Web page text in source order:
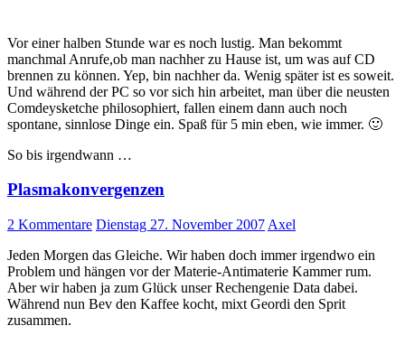
Vor einer halben Stunde war es noch lustig. Man bekommt
manchmal Anrufe,ob man nachher zu Hause ist, um was auf CD
brennen zu können. Yep, bin nachher da. Wenig später ist es soweit.
Und während der PC so vor sich hin arbeitet, man über die neusten
Comdeysketche philosophiert, fallen einem dann auch noch
spontane, sinnlose Dinge ein. Spaß für 5 min eben, wie immer. 🙂
So bis irgendwann …
Plasmakonvergenzen
2 Kommentare Dienstag 27. November 2007 Axel
Jeden Morgen das Gleiche. Wir haben doch immer irgendwo ein
Problem und hängen vor der Materie-Antimaterie Kammer rum.
Aber wir haben ja zum Glück unser Rechengenie Data dabei.
Während nun Bev den Kaffee kocht, mixt Geordi den Sprit
zusammen.